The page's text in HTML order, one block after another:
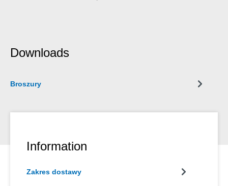
Downloads
Broszury
Information
Zakres dostawy